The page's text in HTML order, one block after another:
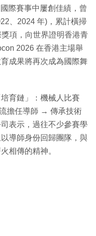
際賽事中屢創佳績，曾
、2024 年)，累計橫掃
項，向世界證明香港青
2026 在香港主場舉
成果將再次成為國際舞
育鏈」：機械人比賽
擔任導師 → 傳承技術
表示，過往不少參賽學
導師身份回歸團隊，與
相傳的精神。